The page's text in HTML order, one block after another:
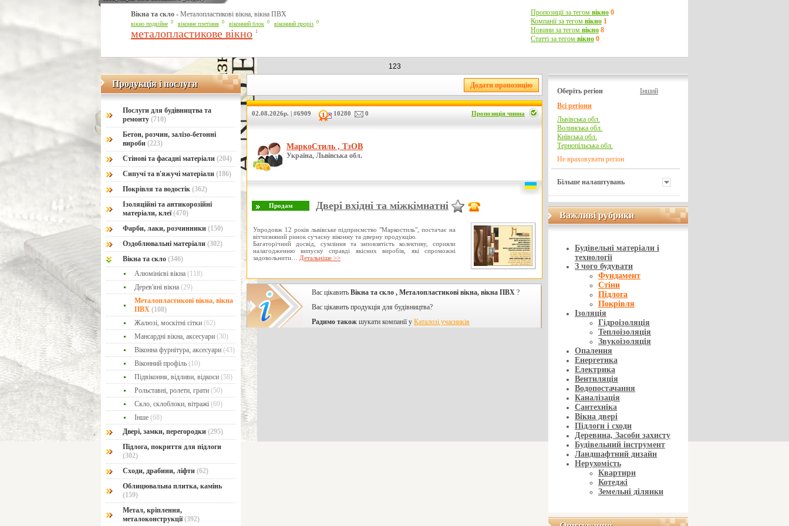
Вікна та скло - Металопластикові вікна, вікна ПВХ
вікно подвійне 0 віконне плетіння 0 віконний блок 0 віконний проріз 0
металопластикове вікно 1
Пропозиції за тегом вікно 0
Компанії за тегом вікно 1
Новини за тегом вікно 8
Статті за тегом вікно 0
123
Продукція і послуги
Продукція і послуги
Послуги для будівництва та
ремонту (710)
Бетон, розчин, залізо-бетонні
вироби (223)
Стінові та фасадні матеріали (204)
Сипучі та в'яжучі матеріали (186)
Покрівля та водостік (362)
Ізоляційні та антикорозійні
матеріали, клеї(470)
Фарби, лаки, розчинники (150)
Оздоблювальні матеріали (302)
Вікна та скло (346)
Алюмінієві вікна (118)
Дерев'яні вікна (29)
Металопластикові вікна, вікна
ПВХ (108)
Жалюзі, москітні сітки (62)
Мансардні вікна, аксесуари (30)
Віконна фурнітура, аксесуари (43)
Віконний профіль (10)
Підвіконня, відливи, відкоси (58)
Рольставні, ролети, грати (50)
Скло, склоблоки, вітражі (69)
Інше (68)
Двері, замки, перегородки (295)
Підлога, покриття для підлоги
(302)
Сходи, драбини, ліфти (62)
Облицювальна плитка, камінь
(159)
Метал, кріплення,
металоконструкції(392)
02.08.2026р. | #6909 10280 0 Пропозиція чинна
МаркоСтиль , ТзОВ
Україна, Львівська обл.
Двері вхідні та міжкімнатні
Упродовж 12 років львівське підприємство "Маркостиль", постачає на
вітчизняний ринок сучасну віконну та дверну продукцію.
Багаторічний досвід, сумління та заповзятість колективу, сприяли
налагодженню випуску справді якісних виробів, які спроможні
задовольнити… Детальніше >>
Вас цікавить Вікна та скло , Металопластикові вікна, вікна ПВХ ?
Вас цікавить продукція для будівництва?
Радимо також шукати компанії у Каталозі учасників
Оберіть регіон
Інший
Всі регіони
Львівська обл.
Волинська обл.
Київська обл.
Тернопільська обл.
Не враховувати регіон
Більше налаштувань
Важливі рубрики
Важливі рубрики
Будівельні матеріали і
технології
З чого будувати
Фундамент
Стіни
Підлога
Покрівля
Ізоляція
Гідроізоляція
Теплоізоляція
Звукоізоляція
Опалення
Енергетика
Електрика
Вентиляція
Водопостачання
Каналізація
Сантехніка
Вікна двері
Підлоги і сходи
Деревина, Засоби захисту
Будівельний інструмент
Ландшафтний дизайн
Нерухомість
Квартири
Котеджі
Земельні ділянки